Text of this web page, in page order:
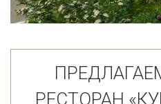
РЕСТОРАН